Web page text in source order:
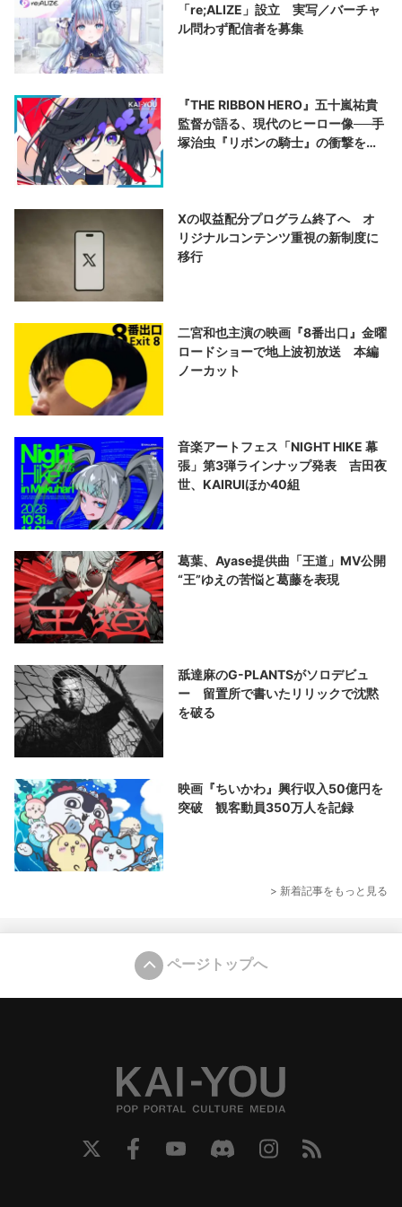
「re;ALIZE」設立 実写／バーチャ
ル問わず配信者を募集
『THE RIBBON HERO』五十嵐祐貴
監督が語る、現代のヒーロー像──手
塚治虫『リボンの騎士』の衝撃を再
Xの収益配分プログラム終了へ オ
リジナルコンテンツ重視の新制度に
移行
二宮和也主演の映画『8番出口』金曜
ロードショーで地上波初放送 本編
ノーカット
音楽アートフェス「NIGHT HIKE 幕
張」第3弾ラインナップ発表 吉田夜
世、KAIRUIほか40組
葛葉、Ayase提供曲「王道」MV公開
“王”ゆえの苦悩と葛藤を表現
舐達麻のG-PLANTSがソロデビュ
ー 留置所で書いたリリックで沈黙
を破る
映画『ちいかわ』興行収入50億円を
突破 観客動員350万人を記録
> 新着記事をもっと見る
ページトップへ